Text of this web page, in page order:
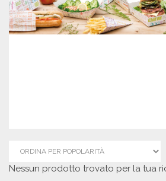
Nessun prodotto trovato per la tua